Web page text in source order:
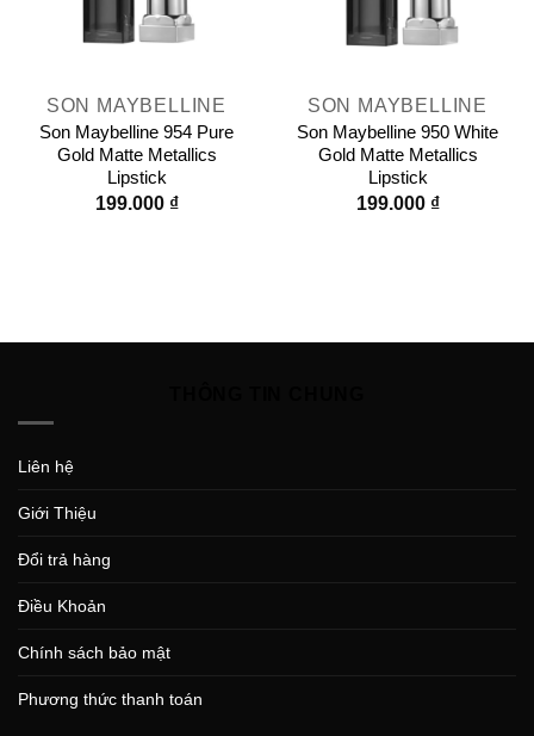
SON MAYBELLINE
Son Maybelline 954 Pure
Gold Matte Metallics
Lipstick
199.000 ₫
SON MAYBELLINE
Son Maybelline 950 White
Gold Matte Metallics
Lipstick
199.000 ₫
Liên hệ
Giới Thiệu
Đổi trả hàng
Điều Khoản
Chính sách bảo mật
Phương thức thanh toán